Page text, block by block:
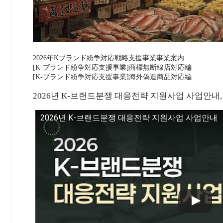
2026年Kブランド紛争対応戦略支援事業事業案内
[K-ブランド紛争対応支援事業]商標無断線店対応編
[K-ブランド紛争対応支援事業]海外偽造商品対応編
2026년 K-브랜드분쟁 대응전략 지원사업 사업안내
2026년 K-브랜드분쟁 대응전략 지원사업 사업안내